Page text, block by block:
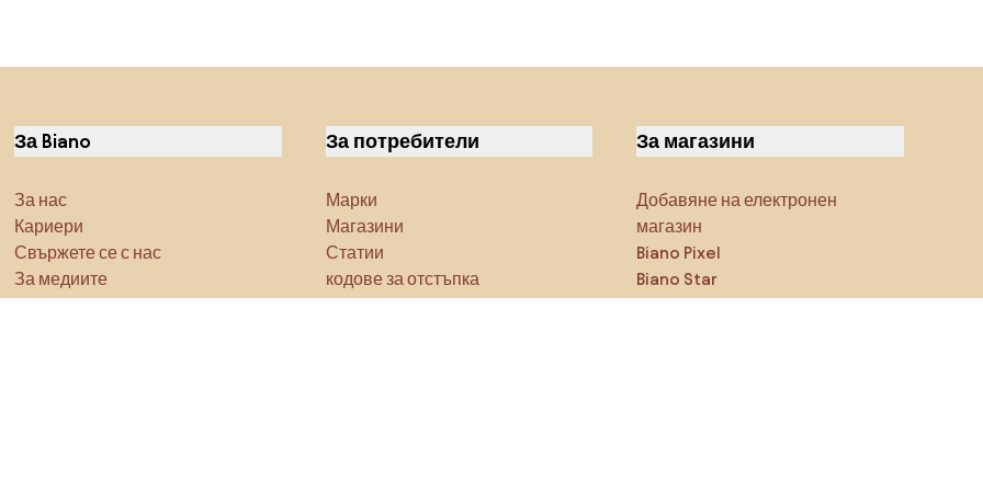
За Biano
За нас
Кариери
Свържете се с нас
За медиите
За потребители
Марки
Магазини
Статии
кодове за отстъпка
За магазини
Добавяне на електронен
магазин
Biano Pixel
Biano Star